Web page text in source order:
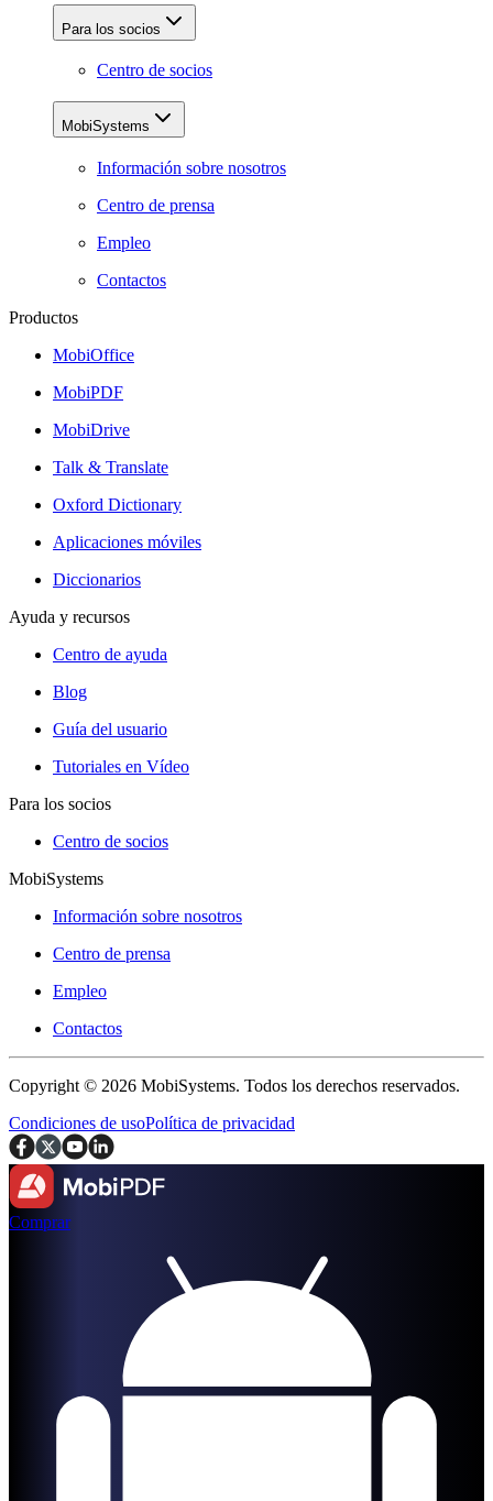
Para los socios
Centro de socios
MobiSystems
Información sobre nosotros
Centro de prensa
Empleo
Contactos
Productos
MobiOffice
MobiPDF
MobiDrive
Talk & Translate
Oxford Dictionary
Aplicaciones móviles
Diccionarios
Ayuda y recursos
Centro de ayuda
Blog
Guía del usuario
Tutoriales en Vídeo
Para los socios
Centro de socios
MobiSystems
Información sobre nosotros
Centro de prensa
Empleo
Contactos
Copyright © 2026 MobiSystems. Todos los derechos reservados.
Condiciones de usoPolítica de privacidad
Comprar